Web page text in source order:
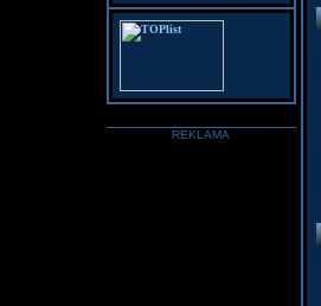
REKLAMA